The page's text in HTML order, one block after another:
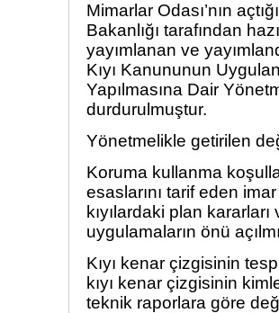
Mimarlar Odası’nın
Bakanlığı tarafından
yayımlanan ve
Kıyı Kanununun
Yapılmasına Dair
durdurulmuştur.
Yönetmelikle getirilen
Koruma kullanma
esaslarını tarif eden
kıyılardaki plan
uygulamaların önü
Kıyı kenar çizgisinin
kıyı kenar çizgisinin
teknik raporlara göre